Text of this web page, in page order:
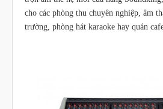
cho các phòng thu chuyên nghiệp, âm
trường, phòng hát karaoke hay quán